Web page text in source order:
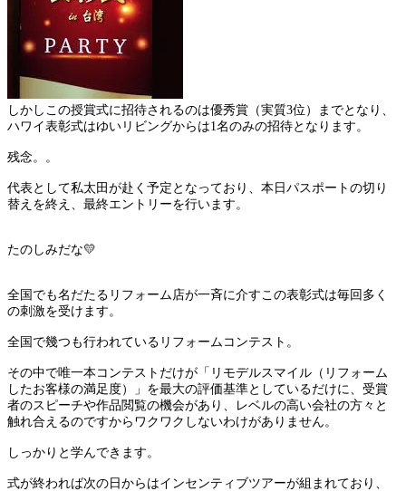
しかしこの授賞式に招待されるのは優秀賞（実質3位）までとなり、
ハワイ表彰式はゆいリビングからは1名のみの招待となります。
残念。。
代表として私太田が赴く予定となっており、本日パスポートの切り
替えを終え、最終エントリーを行います。
たのしみだな💛
全国でも名だたるリフォーム店が一斉に介すこの表彰式は毎回多く
の刺激を受けます。
全国で幾つも行われているリフォームコンテスト。
その中で唯一本コンテストだけが「リモデルスマイル（リフォーム
したお客様の満足度）」を最大の評価基準としているだけに、受賞
者のスピーチや作品閲覧の機会があり、レベルの高い会社の方々と
触れ合えるのですからワクワクしないわけがありません。
しっかりと学んできます。
式が終われば次の日からはインセンティブツアーが組まれており、